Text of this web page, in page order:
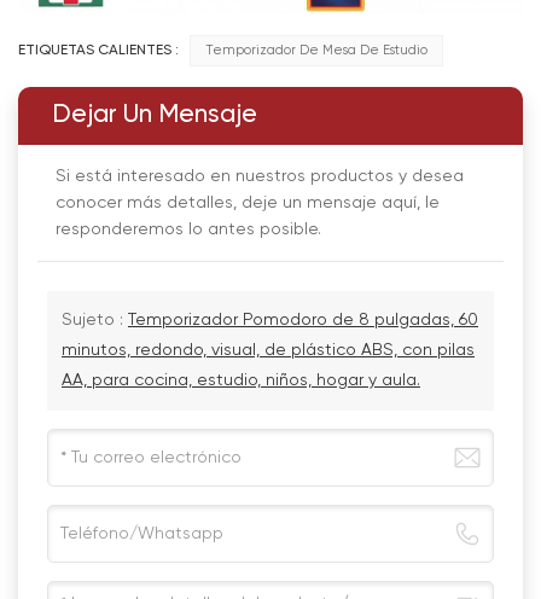
ETIQUETAS CALIENTES : Temporizador De Mesa De Estudio
Dejar Un Mensaje
Si está interesado en nuestros productos y desea
conocer más detalles, deje un mensaje aquí, le
responderemos lo antes posible.
Sujeto :
Temporizador Pomodoro de 8 pulgadas, 60
minutos, redondo, visual, de plástico ABS, con pilas
AA, para cocina, estudio, niños, hogar y aula.